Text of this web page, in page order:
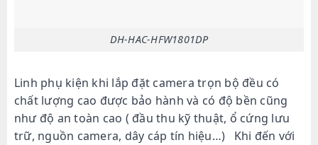
DH-HAC-HFW1801DP
Linh phụ kiện khi lắp đặt camera trọn bộ đều có
chất lượng cao được bảo hành và có độ bền cũng
như độ an toàn cao ( đầu thu kỹ thuật, ổ cứng lưu
trữ, nguồn camera, dây cáp tín hiệu…) Khi đến với